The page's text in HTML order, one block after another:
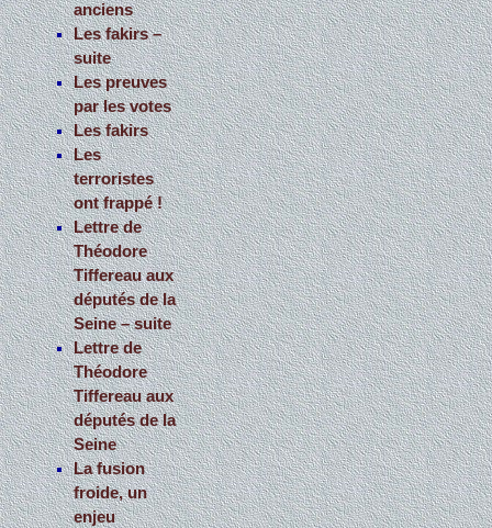
anciens
Les fakirs –
suite
Les preuves
par les votes
Les fakirs
Les
terroristes
ont frappé !
Lettre de
Théodore
Tiffereau aux
députés de la
Seine – suite
Lettre de
Théodore
Tiffereau aux
députés de la
Seine
La fusion
froide, un
enjeu